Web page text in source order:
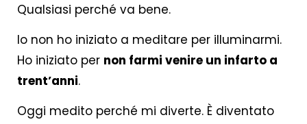
Qualsiasi perché va bene.
Io non ho iniziato a meditare per illuminarmi.
Ho iniziato per non farmi venire un infarto a
trent’anni.
Oggi medito perché mi diverte. È diventato